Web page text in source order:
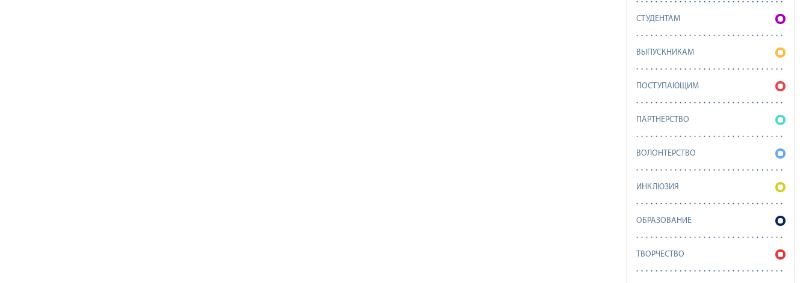
СТУДЕНТАМ
ВЫПУСКНИКАМ
ПОСТУПАЮЩИМ
ПАРТНЕРСТВО
ВОЛОНТЕРСТВО
ИНКЛЮЗИЯ
ОБРАЗОВАНИЕ
ТВОРЧЕСТВО